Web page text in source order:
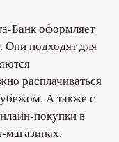
Банк оформляет
Они подходят для
расплачиваться
А также с
покупки в
магазинах.